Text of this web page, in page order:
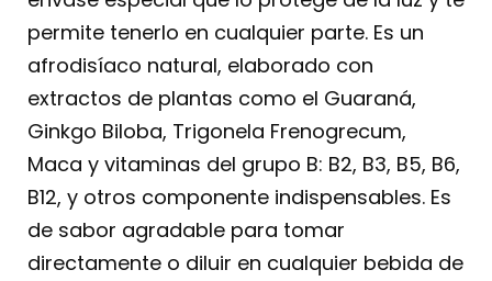
permite tenerlo en cualquier parte. Es un
afrodisíaco natural, elaborado con
extractos de plantas como el Guaraná,
Ginkgo Biloba, Trigonela Frenogrecum,
Maca y vitaminas del grupo B: B2, B3, B5, B6,
B12, y otros componente indispensables. Es
de sabor agradable para tomar
directamente o diluir en cualquier bebida de